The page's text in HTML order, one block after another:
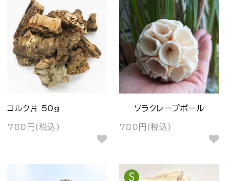
コルク片 50g
780円(税込)
ソラクレープボール
780円(税込)